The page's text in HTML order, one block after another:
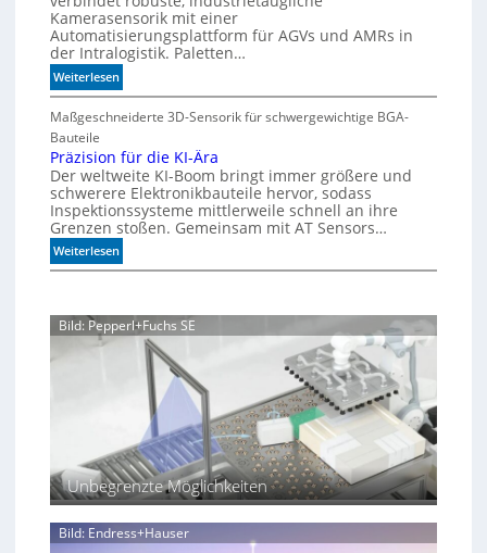
d
e
h
u
n
e
n
i
a
b
e
S
e
u
e
r
p
e
e
d
i
m
A
u
a
r
i
u
m
Kamerasensorik mit einer
Automatisierungsplattform für AGVs und AMRs in
der Intralogistik. Paletten…
Weiterlesen:
M
e
r
T
o
l
e
r
a
Maßgeschneiderte 3D-Sensorik für schwergewichtige BGA-
Bauteile
Präzision für die KI-Ära
Der weltweite KI-Boom bringt immer größere und
schwerere Elektronikbauteile hervor, sodass
Inspektionssysteme mittlerweile schnell an ihre
Grenzen stoßen. Gemeinsam mit AT Sensors…
Weiterlesen:
P
z
f
ü
r
d
i
e
Bild: Pepperl+Fuchs SE
Unbegrenzte Möglichkeiten
Bild: Endress+Hauser